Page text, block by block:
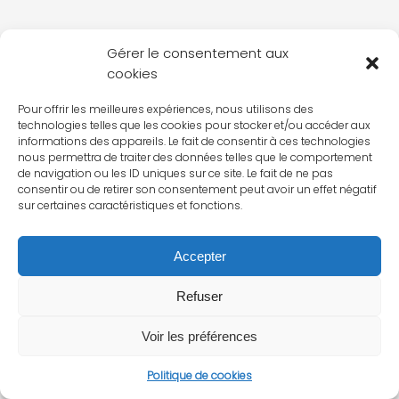
Gérer le consentement aux
cookies
Pour offrir les meilleures expériences, nous utilisons des
technologies telles que les cookies pour stocker et/ou accéder aux
informations des appareils. Le fait de consentir à ces technologies
nous permettra de traiter des données telles que le comportement
de navigation ou les ID uniques sur ce site. Le fait de ne pas
consentir ou de retirer son consentement peut avoir un effet négatif
sur certaines caractéristiques et fonctions.
Accepter
Refuser
Voir les préférences
Politique de cookies